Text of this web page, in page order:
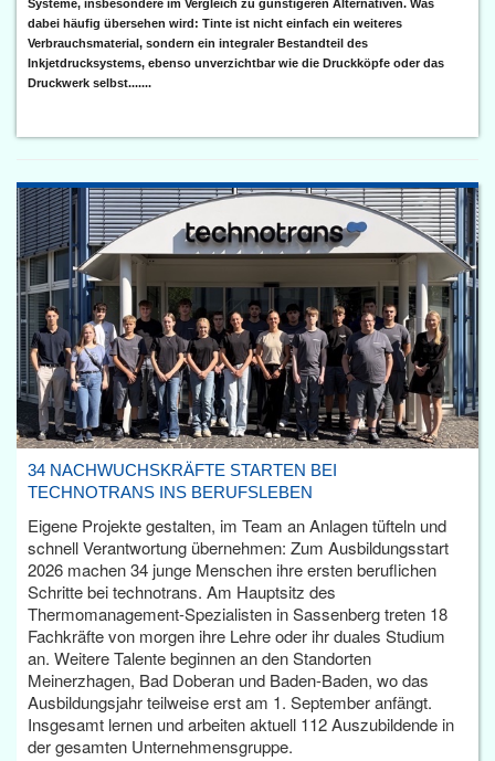
Systeme, insbesondere im Vergleich zu günstigeren Alternativen. Was
dabei häufig übersehen wird: Tinte ist nicht einfach ein weiteres
Verbrauchsmaterial, sondern ein integraler Bestandteil des
Inkjetdrucksystems, ebenso unverzichtbar wie die Druckköpfe oder das
Druckwerk selbst.......
34 NACHWUCHSKRÄFTE STARTEN BEI
TECHNOTRANS INS BERUFSLEBEN
Eigene Projekte gestalten, im Team an Anlagen tüfteln und
schnell Verantwortung übernehmen: Zum Ausbildungsstart
2026 machen 34 junge Menschen ihre ersten beruflichen
Schritte bei technotrans. Am Hauptsitz des
Thermomanagement-Spezialisten in Sassenberg treten 18
Fachkräfte von morgen ihre Lehre oder ihr duales Studium
an. Weitere Talente beginnen an den Standorten
Meinerzhagen, Bad Doberan und Baden-Baden, wo das
Ausbildungsjahr teilweise erst am 1. September anfängt.
Insgesamt lernen und arbeiten aktuell 112 Auszubildende in
der gesamten Unternehmensgruppe.